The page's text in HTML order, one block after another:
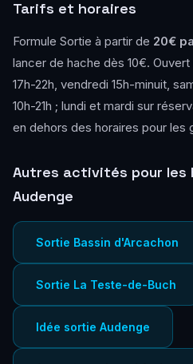
Tarifs et horaires
Formule Sortie à partir de 20€
lancer de hache dès 10€.
17h-22h, vendredi 15h-minuit,
10h-21h ; lundi et mardi sur
en dehors des horaires pour les
Autres activités pour les
Audenge
Sortie Bassin d'Arcachon
Sortie La Teste-de-Buch
Idée sortie Audenge